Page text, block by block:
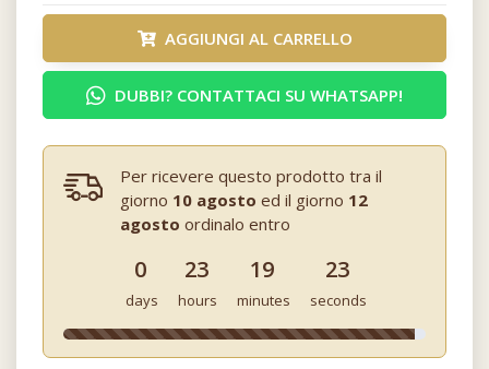
AGGIUNGI AL CARRELLO
DUBBI? CONTATTACI SU WHATSAPP!
Per ricevere questo prodotto tra il
giorno 10 agosto ed il giorno 12
agosto ordinalo entro
0
days
23
hours
19
minutes
22
seconds